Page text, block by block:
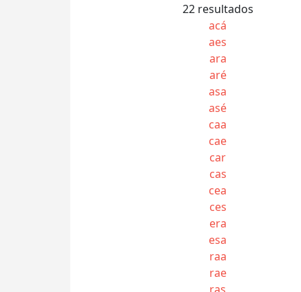
22 resultados
acá
aes
ara
aré
asa
asé
caa
cae
car
cas
cea
ces
era
esa
raa
rae